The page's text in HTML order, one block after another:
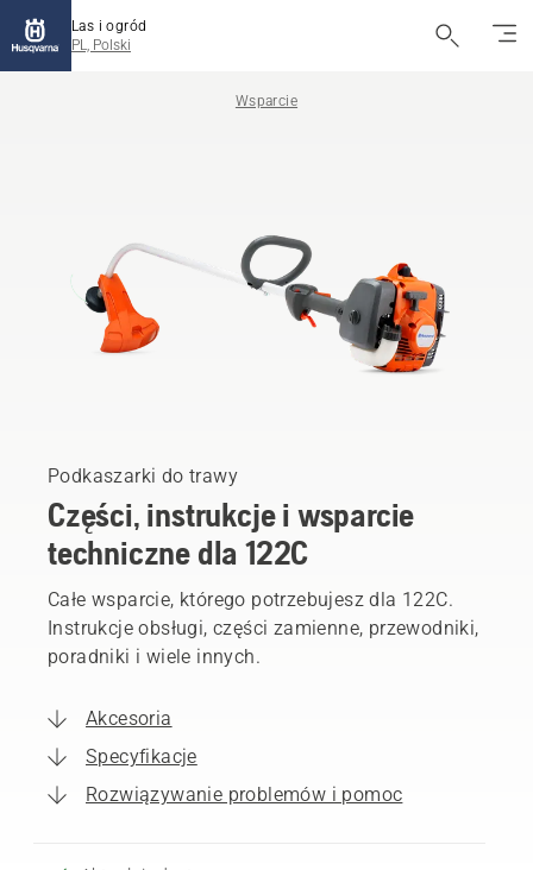
Las i ogród
PL, Polski
Wsparcie
Podkaszarki do trawy
Części, instrukcje i wsparcie
techniczne dla 122C
Całe wsparcie, którego potrzebujesz dla 122C.
Instrukcje obsługi, części zamienne, przewodniki,
poradniki i wiele innych.
Akcesoria
Specyfikacje
Rozwiązywanie problemów i pomoc